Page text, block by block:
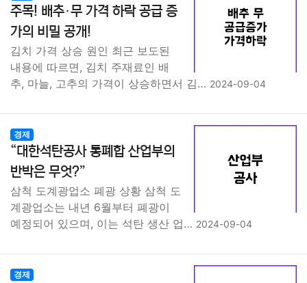
주목! 배추·무 가격 하락 공급 증
가의 비밀 공개!
김치 가격 상승 원인 최근 보도된
내용에 따르면, 김치 주재료인 배
추, 마늘, 고추의 가격이 상승하면서 김… 2024-09-04
경제
“대한석탄공사 통폐합 산업부의
반박은 무엇?”
삼척 도계광업소 폐광 상황 삼척 도
계광업소는 내년 6월부터 폐광이
예정되어 있으며, 이는 석탄 생산 업… 2024-09-04
경제